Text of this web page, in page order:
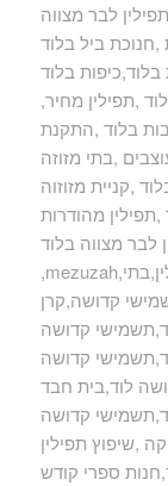
לבר מצווה
ביל בלוד
בלוד
,תשמישי קדושה חב”ד לוד,הנחת תפילין בלוד ,תפילין מחיר
בלוד ,התקנת
,בתי מזוזה
,קניית מזוזוה
,תפילין מהודרות
לבר מצווה בלוד
,mezuzah,פרשיות תפילין,שמע ישראל תפילין,בתי
קדושה,קרן
קדושה
קדושה
לוד,בית חבד
קדושה
,שיפוץ תפילין
ספרי קודש